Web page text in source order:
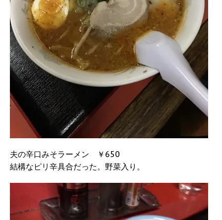
夫の辛口みそラーメン ￥650
結構なピリ辛具合だった。野菜入り。